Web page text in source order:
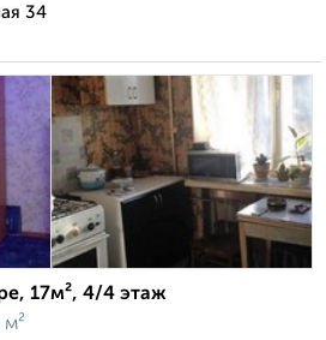
34
17м², 4/4 этаж
м²